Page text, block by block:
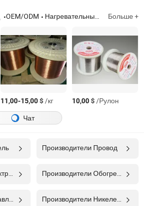
OEM/ODM Нагревательный кабель, эмалированный нагревательный провод, многожильный сплавный провод Больше +
11,00-15,00$/кг 10,00$/Рулон
Чат
Производители Провод
Производители Электрический Провод Производители Обогреватель
Производители Управляющий Кабель Производители Никелевая Проволока